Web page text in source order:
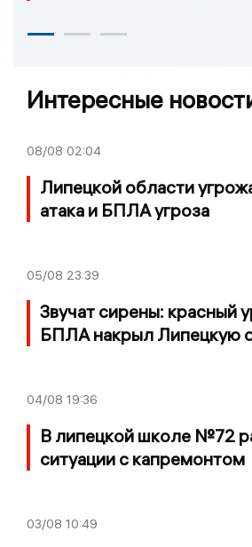
Интересные
08/08 02:04
Липецкой области
атака и БПЛА угроза
05/08 23:39
Звучат сирены: красный
БПЛА накрыл Липецкую
04/08 19:36
В липецкой школе №72
ситуации с капремонтом
03/08 10:49